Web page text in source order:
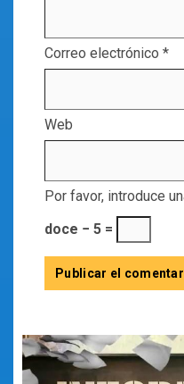
Correo electrónico *
Web
Por favor, introduce
doce − 5 =